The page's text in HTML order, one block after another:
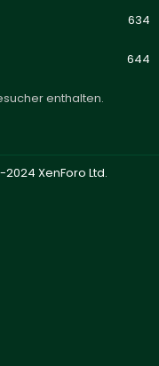
634
644
enthalten.
2024 XenForo Ltd.